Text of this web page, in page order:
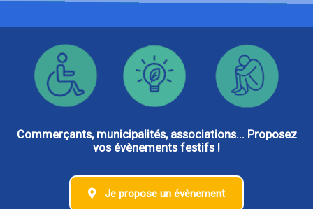
Commerçants, municipalités, associations... Proposez
vos évènements festifs !
Je propose un évènement